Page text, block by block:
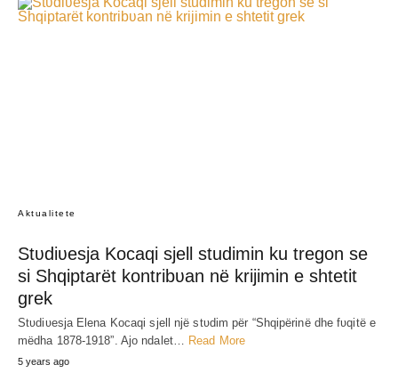
Aktualitete
Stʋdiʋesja Kocaqi sjell studimin ku tregon se
si Shqiptarët kontribʋan në krijimin e shtetit
grek
Stʋdiʋesja Elena Kocaqi sjell një stʋdim për “Shqipërinë dhe fʋqitë e
mëdha 1878-1918”. Ajo ndalet…
Read More
5 years ago